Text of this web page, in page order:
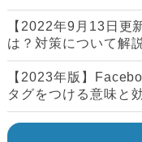
【2022年9月13日更
は？対策について解説
【2023年版】
タグをつける意味と